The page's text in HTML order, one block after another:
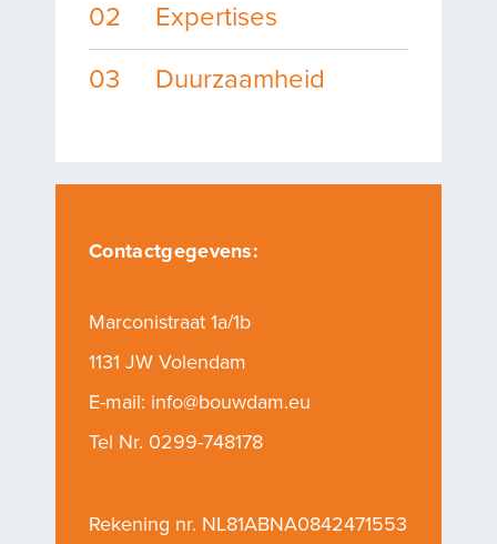
02
Expertises
03
Duurzaamheid
Contactgegevens:
Marconistraat 1a/1b
1131 JW Volendam
E-mail: info@bouwdam.eu
Tel Nr. 0299-748178
Rekening nr. NL81ABNA0842471553